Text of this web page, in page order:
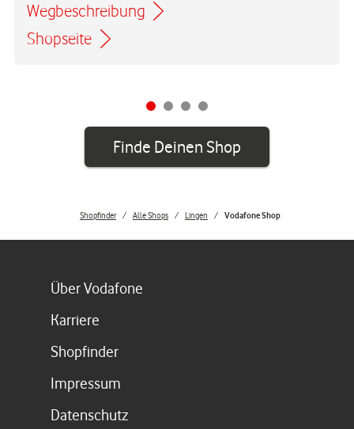
Wegbeschreibung
Link öffnet in einem neuen Tab
Shopseite
Finde Deinen Shop
Shopfinder Alle Shops Lingen Vodafone Shop
Über Vodafone
Karriere
ShopfinderLink öffnet in einem neuen Tab
Impressum
Datenschutz